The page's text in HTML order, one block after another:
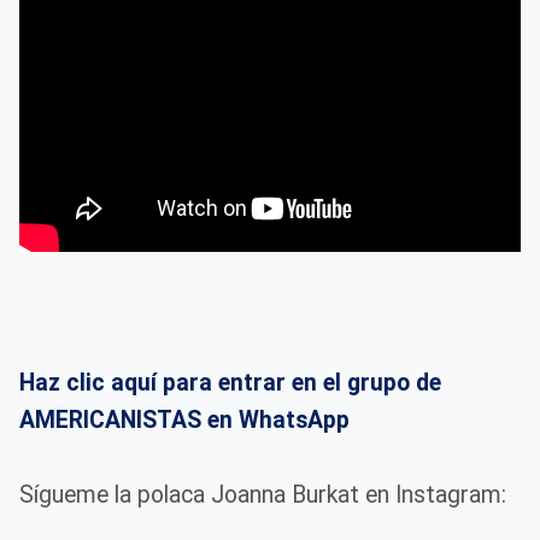
Haz clic aquí para entrar en el grupo de
AMERICANISTAS en WhatsApp
Sígueme la polaca Joanna Burkat en Instagram: